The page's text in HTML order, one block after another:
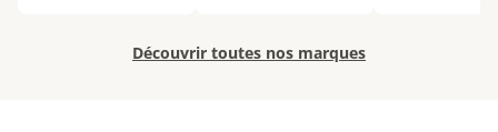
Découvrir toutes nos marques